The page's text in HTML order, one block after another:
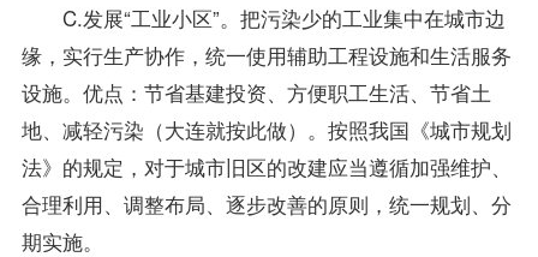
C.发展“工业小区”。把污染少的工业集中在城市边
缘，实行生产协作，统一使用辅助工程设施和生活服务
设施。优点：节省基建投资、方便职工生活、节省土
地、减轻污染（大连就按此做）。按照我国《城市规划
法》的规定，对于城市旧区的改建应当遵循加强维护、
合理利用、调整布局、逐步改善的原则，统一规划、分
期实施。